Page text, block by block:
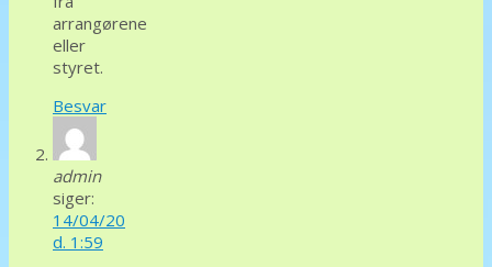
arrangørene
eller
styret.
Besvar
admin
siger:
14/04/20
d. 1:59